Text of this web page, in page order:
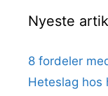
Nyeste
8 fordeler
Heteslag hos